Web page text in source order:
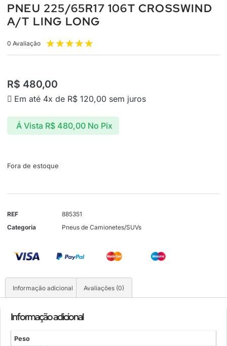
PNEU 225/65R17 106T CROSSWIND
A/T LING LONG
0 Avaliação ★★★★★
R$ 480,00
Em até 4x de R$ 120,00 sem juros
Á Vista R$480,00 No Pix
Fora de estoque
REF
885351
Categoria
Pneus de Camionetes/SUVs
Informação adicional Avaliações (0)
Informação adicional
Peso